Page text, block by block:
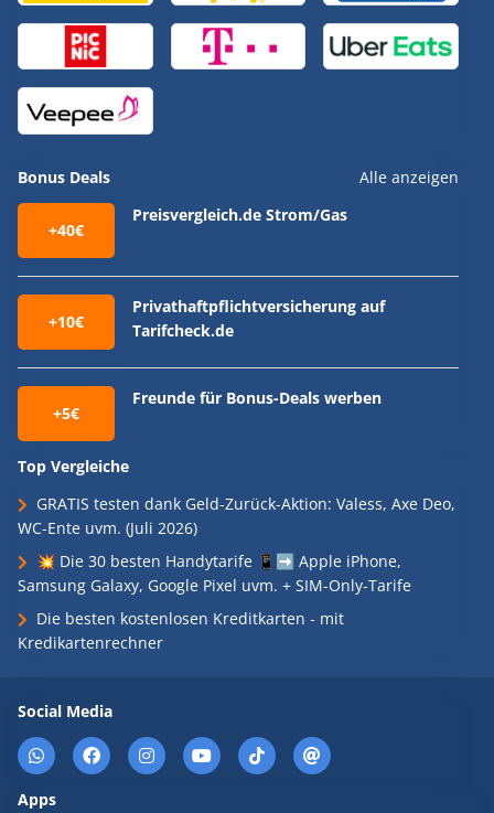
Bonus Deals Alle anzeigen
+40€
Preisvergleich.de Strom/Gas
+10€
Privathaftpflichtversicherung auf
Tarifcheck.de
+5€
Freunde für Bonus-Deals werben
Top Vergleiche
GRATIS testen dank Geld-Zurück-Aktion: Valess, Axe Deo,
WC-Ente uvm. (Juli 2026)
💥 Die 30 besten Handytarife 📱➡️ Apple iPhone,
Samsung Galaxy, Google Pixel uvm. + SIM-Only-Tarife
Die besten kostenlosen Kreditkarten - mit
Kredikartenrechner
Social Media
Apps